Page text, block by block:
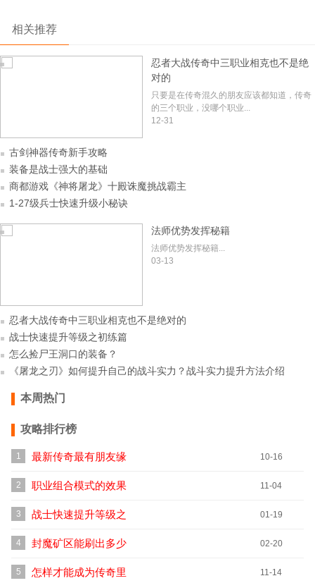
相关推荐
忍者大战传奇中三职业相克也不是绝
对的
只要是在传奇混久的朋友应该都知道，传奇
的三个职业，没哪个职业...
12-31
古剑神器传奇新手攻略
装备是战士强大的基础
商都游戏《神将屠龙》十殿诛魔挑战霸主
1-27级兵士快速升级小秘诀
法师优势发挥秘籍
法师优势发挥秘籍...
03-13
忍者大战传奇中三职业相克也不是绝对的
战士快速提升等级之初练篇
怎么捡尸王洞口的装备？
《屠龙之刃》如何提升自己的战斗实力？战斗实力提升方法介绍
本周热门
攻略排行榜
1 最新传奇最有朋友缘
的职业！
10-16
2 职业组合模式的效果
与PK心得
11-04
3 战士快速提升等级之
初练篇
01-19
4 封魔矿区能刷出多少
尸王？
02-20
5 怎样才能成为传奇里 11-14